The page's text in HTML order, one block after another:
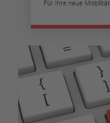
Für Ihre neue Mobilität